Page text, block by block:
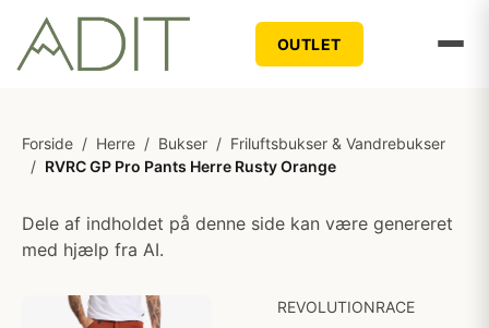
OUTLET
Forside / Herre / Bukser / Friluftsbukser & Vandrebukser
/ RVRC GP Pro Pants Herre Rusty Orange
Dele af indholdet på denne side kan være genereret
med hjælp fra AI.
REVOLUTIONRACE